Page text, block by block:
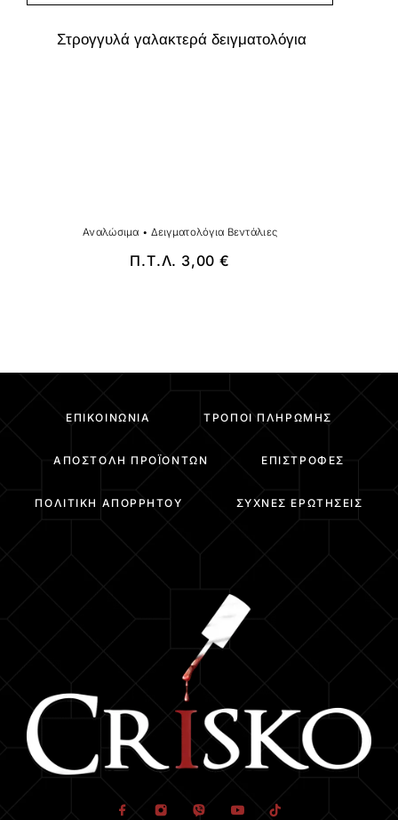
Στρογγυλά γαλακτερά δειγματολόγια
Αναλώσιμα • Δειγματολόγια Βεντάλιες
Π.Τ.Λ. 3,00€
ΕΠΙΚΟΙΝΩΝΊΑ ΤΡΌΠΟΙ ΠΛΗΡΩΜΉΣ
ΑΠΟΣΤΟΛΉ ΠΡΟΪΌΝΤΩΝ ΕΠΙΣΤΡΟΦΈΣ
ΠΟΛΙΤΙΚΉ ΑΠΟΡΡΉΤΟΥ ΣΥΧΝΈΣ ΕΡΩΤΉΣΕΙΣ